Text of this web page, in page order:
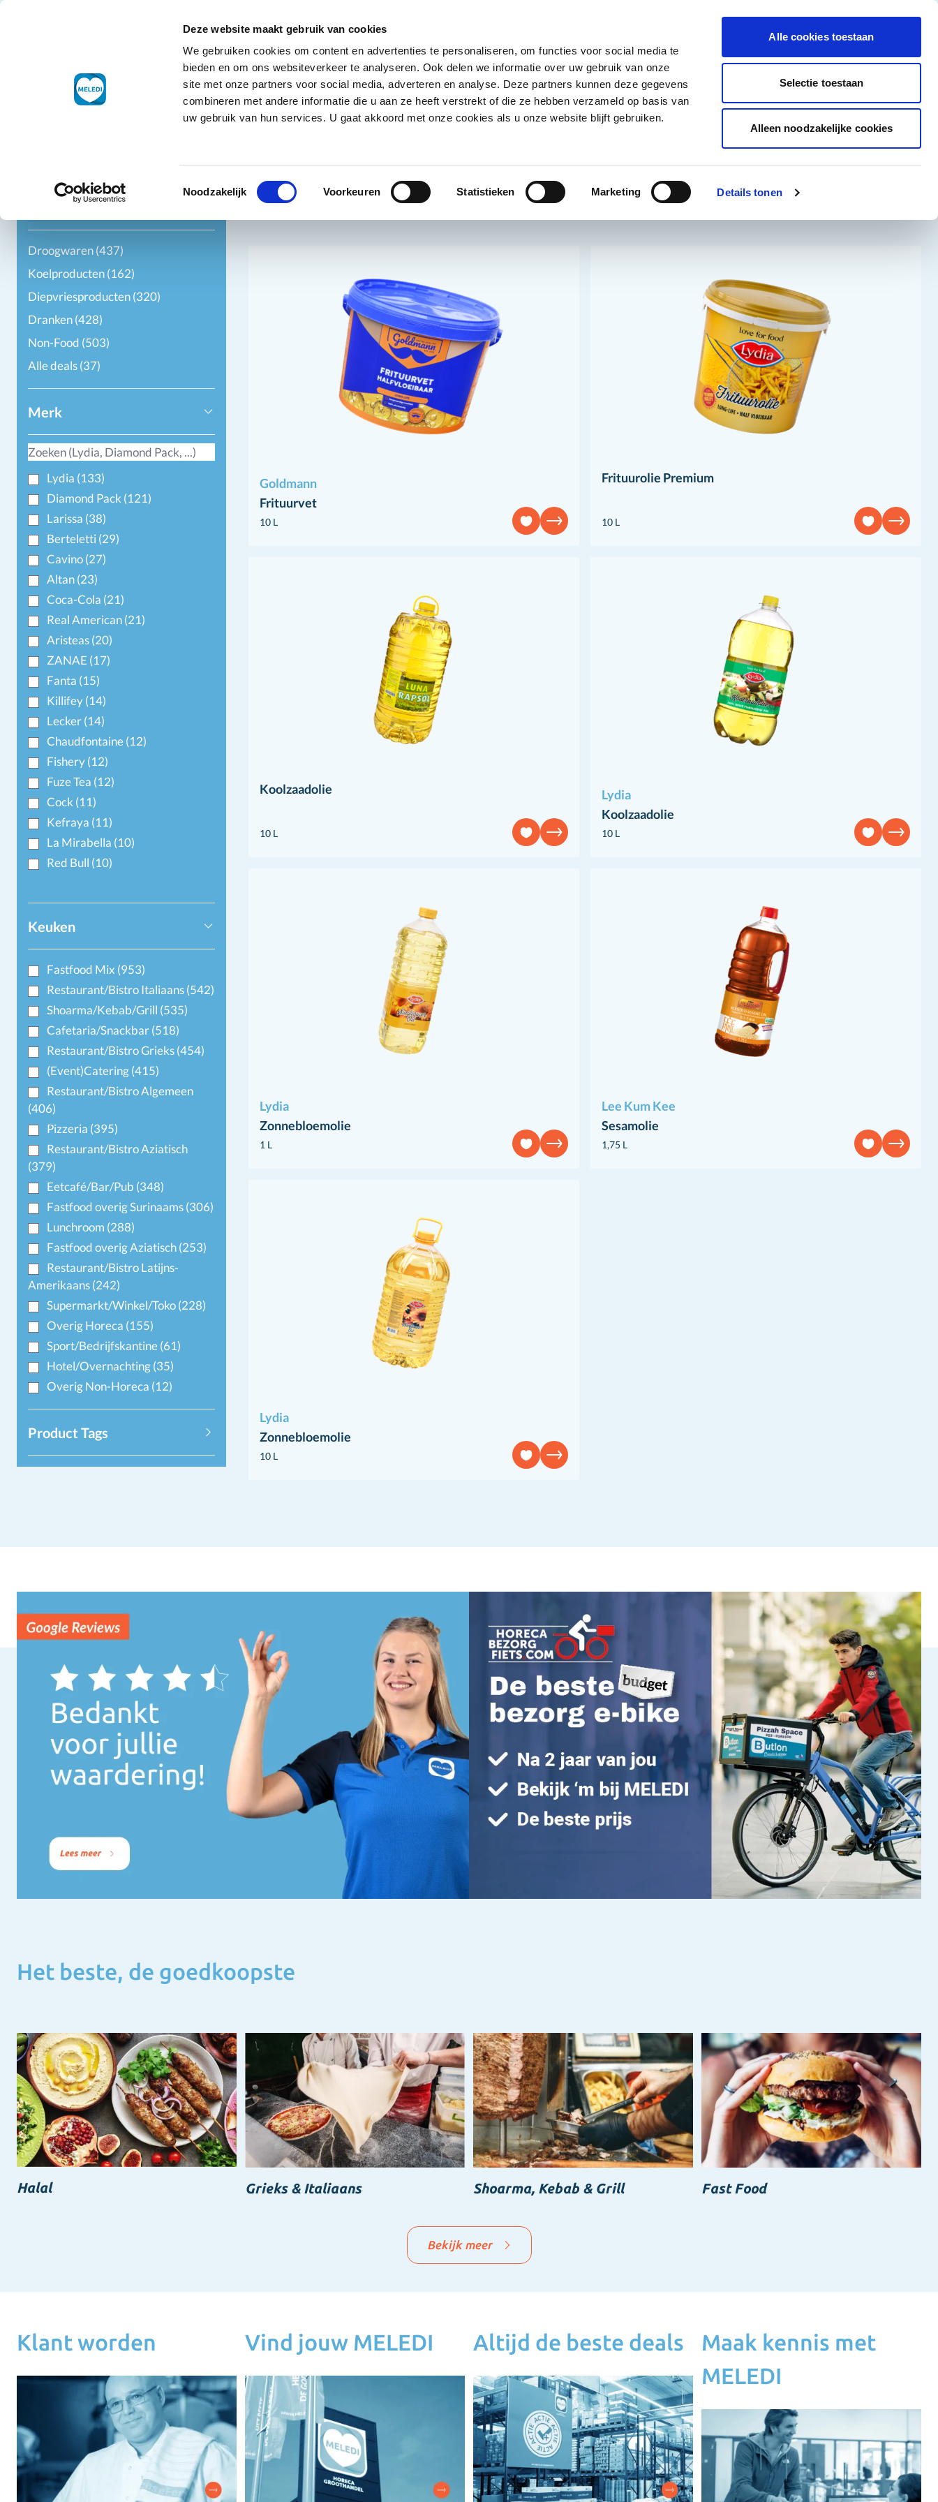
Deze website maakt gebruik van cookies
We gebruiken cookies om content en advertenties te personaliseren, om functies voor social media te
bieden en om ons websiteverkeer te analyseren. Ook delen we informatie over uw gebruik van onze
site met onze partners voor social media, adverteren en analyse. Deze partners kunnen deze gegevens
combineren met andere informatie die u aan ze heeft verstrekt of die ze hebben verzameld op basis van
uw gebruik van hun services. U gaat akkoord met onze cookies als u onze website blijft gebruiken.
Toestemmingsselectie
Noodzakelijk Voorkeuren Statistieken Marketing Details tonen
Alle cookies toestaan
Selectie toestaan
Alleen noodzakelijke cookies
Ga naar de inhoud
Droogwaren
Show submenu for Droogwaren category
Koelproducten
Show submenu for Koelproducten category
Diepvriesproducten
Show submenu for Diepvriesproducten category
Dranken
Show submenu for Dranken category
Non-Food
Alle deals
Word klant
Categorie
Droogwaren(437)
Koelproducten(162)
Diepvriesproducten(320)
Dranken(428)
Non-Food (503)
Alle deals(37)
Merk
Lydia (133)
Diamond Pack (121)
Larissa (38)
Berteletti(29)
Cavino(27)
Altan(23)
Coca-Cola (21)
Real American(21)
Aristeas(20)
ZANAE (17)
Fanta (15)
Killifey(14)
Lecker(14)
Chaudfontaine(12)
Fishery(12)
Fuze Tea (12)
Cock (11)
Kefraya (11)
La Mirabella (10)
Red Bull (10)
Keuken
Fastfood Mix (953)
Restaurant/Bistro Italiaans(542)
Shoarma/Kebab/Grill (535)
Cafetaria/Snackbar(518)
Restaurant/Bistro Grieks(454)
(Event)Catering(415)
Restaurant/Bistro Algemeen
(406)
Pizzeria (395)
Restaurant/Bistro Aziatisch
(379)
Eetcafé/Bar/Pub (348)
Fastfood overig Surinaams(306)
Lunchroom (288)
Fastfood overig Aziatisch(253)
Restaurant/Bistro Latijns-
Amerikaans(242)
Supermarkt/Winkel/Toko(228)
Overig Horeca (155)
Sport/Bedrijfskantine(61)
Hotel/Overnachting(35)
Overig Non-Horeca (12)
Product Tags
Sorteer op:
Goldmann
Frituurvet
10 L
Frituurolie Premium
10 L
Koolzaadolie
10 L
Lydia
Koolzaadolie
10 L
Lydia
Zonnebloemolie
1 L
Lee Kum Kee
Sesamolie
1,75 L
Lydia
Zonnebloemolie
10 L
Het beste, de goedkoopste
Halal Grieks & Italiaans Shoarma, Kebab & Grill Fast Food
Bekijk meer
Klant worden Vind jouw MELEDI Altijd de beste deals
Maak kennis met
MELEDI